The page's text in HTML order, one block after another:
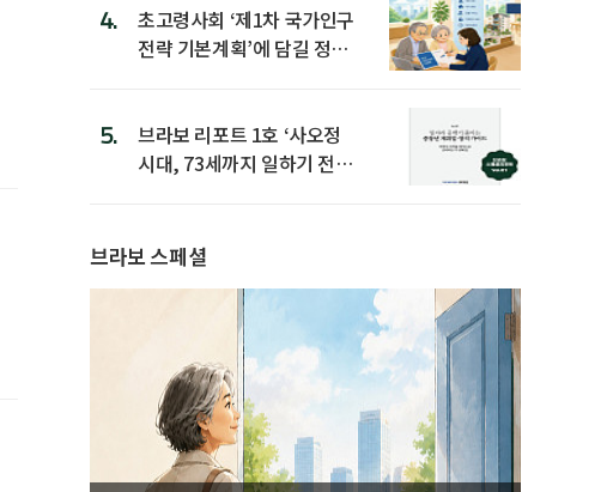
4.
초고령사회 ‘제1차 국가인구
전략 기본계획’에 담길 정책
5.
브라보 리포트 1호 ‘사오정
시대, 73세까지 일하기 전략’
브라보 스페셜